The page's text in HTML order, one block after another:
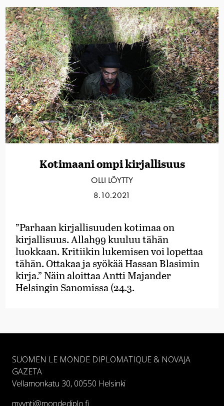
Kotimaani ompi kirjallisuus
OLLI LÖYTTY
8.10.2021
”Parhaan kirjallisuuden kotimaa on
kirjallisuus. Allah99 kuuluu tähän
luokkaan. Kritiikin lukemisen voi lopettaa
tähän. Ottakaa ja syökää Hassan Blasimin
kirja.” Näin aloittaa Antti Majander
Helsingin Sanomissa (24.3.
SUOMEN LE MONDE DIPLOMATIQUE & NOVAJA
GAZETA
Vellamonkatu 30, 00550 Helsinki
myynti@mondediplo.fi